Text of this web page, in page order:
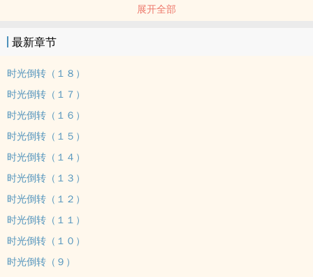
＃１～＃9
＃１０～＃１８
＊书封作者：（暂无）
＊掌笔作者：沁叶
＊粉专网址：雨叶茗
＊本书印调网址：（不出本）
＊出本时封面：（不出本）
购买未公开章节，或是等我们的实体书出来哦～（欲得知实体书消息
请关注粉专↑，谢谢）
展开全部
最新章节
时光倒转（１８）
时光倒转（１７）
时光倒转（１６）
时光倒转（１５）
时光倒转（１４）
时光倒转（１３）
时光倒转（１２）
时光倒转（１１）
时光倒转（１０）
时光倒转（９）